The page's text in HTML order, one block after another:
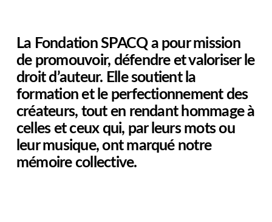
La Fondation SPACQ a pour mission
de promouvoir, défendre et valoriser le
droit d’auteur. Elle soutient la
formation et le perfectionnement des
créateurs, tout en rendant hommage à
celles et ceux qui, par leurs mots ou
leur musique, ont marqué notre
mémoire collective.